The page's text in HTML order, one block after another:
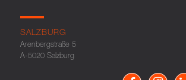
SALZBURG
Arenbergstraße 5
A-5020 Salzburg